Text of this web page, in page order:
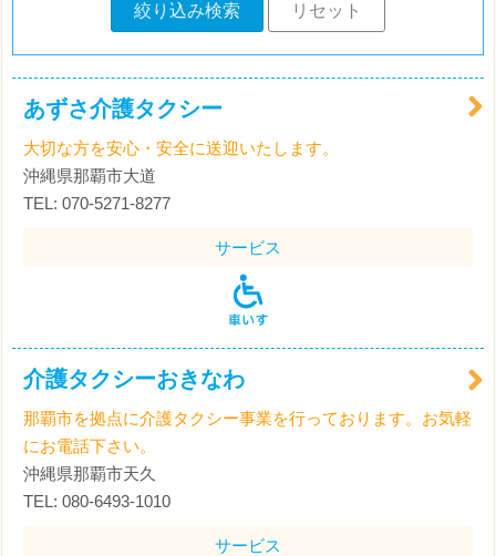
絞り込み検索 リセット
あずさ介護タクシー
大切な方を安心・安全に送迎いたします。
沖縄県那覇市大道
TEL: 070-5271-8277
サービス
介護タクシーおきなわ
那覇市を拠点に介護タクシー事業を行っております。お気軽
にお電話下さい。
沖縄県那覇市天久
TEL: 080-6493-1010
サービス